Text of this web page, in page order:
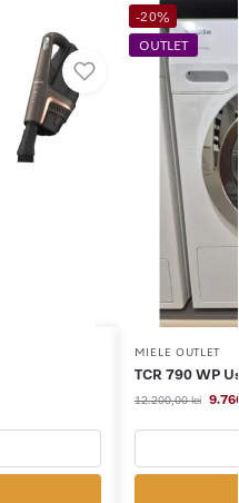
-20%
OUTLET
MIELE OUTLET
TCR 790 WP
12.200,00lei